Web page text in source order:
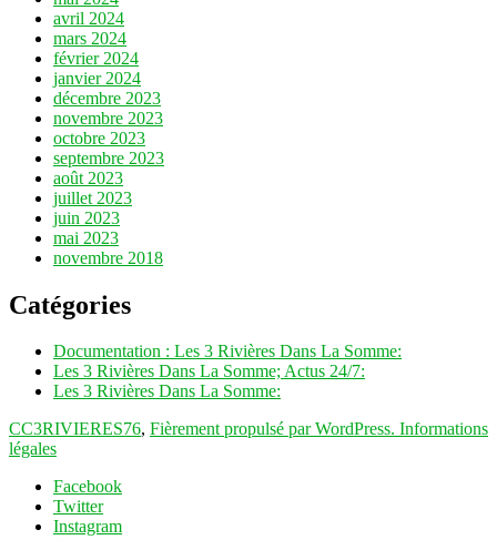
avril 2024
mars 2024
février 2024
janvier 2024
décembre 2023
novembre 2023
octobre 2023
septembre 2023
août 2023
juillet 2023
juin 2023
mai 2023
novembre 2018
Catégories
Documentation : Les 3 Rivières Dans La Somme:
Les 3 Rivières Dans La Somme; Actus 24/7:
Les 3 Rivières Dans La Somme:
CC3RIVIERES76, Fièrement propulsé par WordPress. Informations
légales
Facebook
Twitter
Instagram